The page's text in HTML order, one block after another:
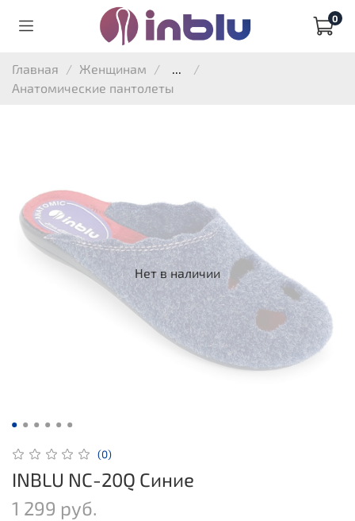
0
Главная Женщинам
...
Анатомические пантолеты
Нет в наличии
(0)
INBLU NC-20Q Синие
1 299 руб.